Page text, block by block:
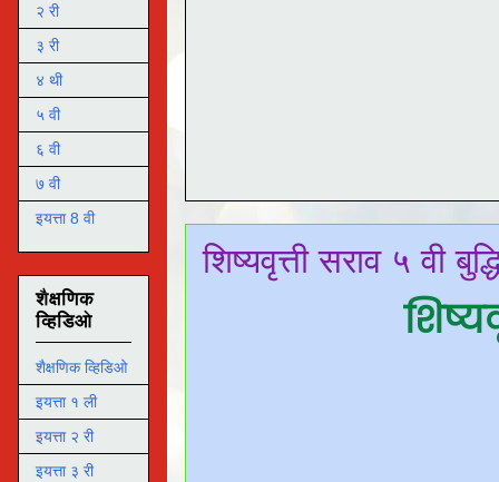
शिष्यवृत्ती सराव ५ वी
२ री
३ री
४ थी
५ वी
६ वी
७ वी
इयत्ता 8 वी
शैक्षणिक
व्हिडिओ
शैक्षणिक व्हिडिओ
इयत्ता १ ली
इयत्ता २ री
इयत्ता ३ री